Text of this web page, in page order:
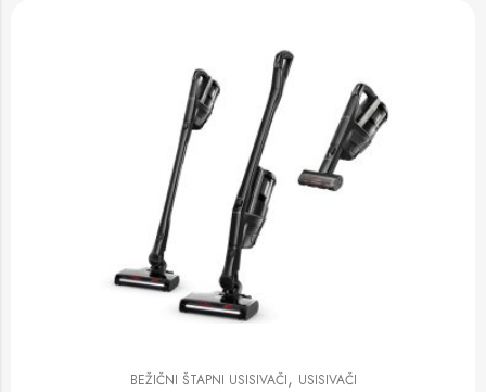
BEŽIČNI ŠTAPNI USISIVAČI, USISIVAČI